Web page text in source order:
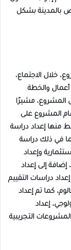
بالمدينة بشكل
خلال الاجتماع،
والخطة
المشروع، مشيرًا
المشروع على
منها إعداد دراسة
في ذلك دراسة
وإعداد
إضافة إلى إعداد
دراسات التقييم
كما تم إعداد
إعداد
التجريبية